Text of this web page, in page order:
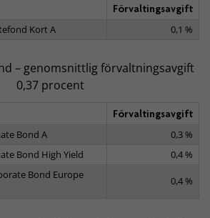
Förvaltingsavgift
Kort A
0,1 %
– genomsnittlig förvaltningsavgift
0,37 procent
Förvaltingsavgift
Bond A
0,3 %
Bond High Yield
0,4 %
Bond Europe
0,4 %